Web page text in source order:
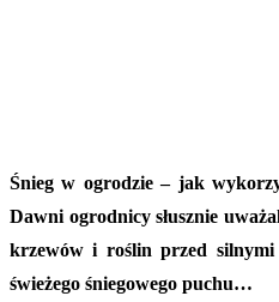
Śnieg w ogrodzie – jak
Dawni ogrodnicy słusznie
krzewów i roślin przed
świeżego śniegowego puchu…